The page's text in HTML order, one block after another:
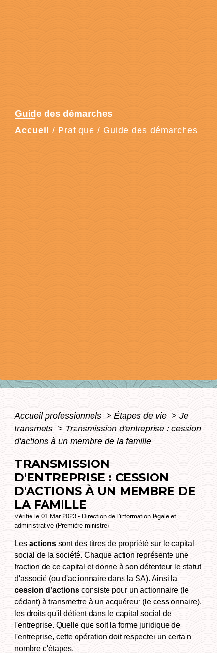
Guide des démarches
Accueil / Pratique / Guide des démarches
Accueil professionnels > Étapes de vie > Je
transmets > Transmission d'entreprise : cession
d'actions à un membre de la famille
TRANSMISSION
D'ENTREPRISE : CESSION
D'ACTIONS À UN MEMBRE DE
LA FAMILLE
Vérifié le 01 Mar 2023 - Direction de l'information légale et
administrative (Première ministre)
Les actions sont des titres de propriété sur le capital
social de la société. Chaque action représente une
fraction de ce capital et donne à son détenteur le statut
d'associé (ou d'actionnaire dans la SA). Ainsi la
cession d'actions consiste pour un actionnaire (le
cédant) à transmettre à un acquéreur (le cessionnaire),
les droits qu'il détient dans le capital social de
l'entreprise. Quelle que soit la forme juridique de
l'entreprise, cette opération doit respecter un certain
nombre d'étapes.